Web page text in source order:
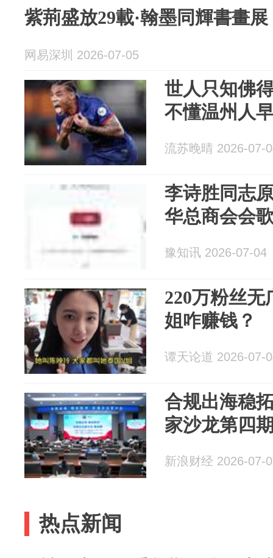
紫荊盛放29載·翰墨同輝書畫展
网易深圳 2026-07-05
世人只知佛
不懂温州人
流苏晚晴 2026-07-
李诗胜同志
华总商会会
豫知讯 2026-07-04
220万粉丝
姐咋赚钱？
谭天论道 2026-07-
合规出海稳
家沙龙第四
新浪财经 2026-07-
热点新闻